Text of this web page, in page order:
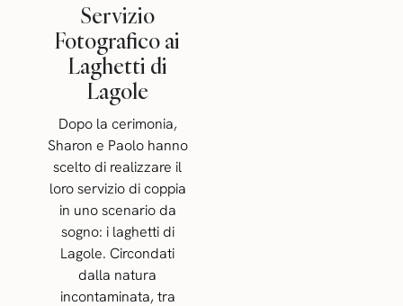
Servizio
Fotografico ai
Laghetti di
Lagole
Dopo la cerimonia,
Sharon e Paolo hanno
scelto di realizzare il
loro servizio di coppia
in uno scenario da
sogno: i laghetti di
Lagole. Circondati
dalla natura
incontaminata, tra